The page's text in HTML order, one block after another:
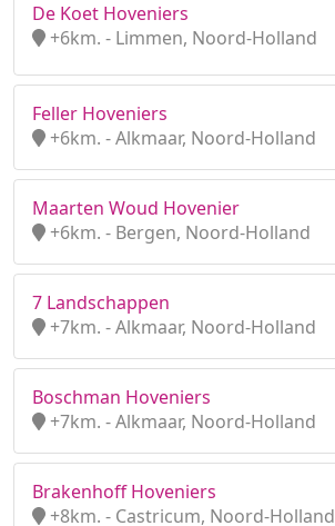
De Koet Hoveniers
+6km. - Limmen, Noord-Holland
Feller Hoveniers
+6km. - Alkmaar, Noord-Holland
Maarten Woud Hovenier
+6km. - Bergen, Noord-Holland
7 Landschappen
+7km. - Alkmaar, Noord-Holland
Boschman Hoveniers
+7km. - Alkmaar, Noord-Holland
Brakenhoff Hoveniers
+8km. - Castricum, Noord-Holland